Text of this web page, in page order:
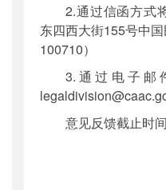
2.通过信函方式
东四西大街155号中
100710）
3.通过电子邮
意见反馈截止时